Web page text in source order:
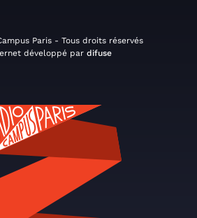
Paris - Tous droits réservés
développé par difuse